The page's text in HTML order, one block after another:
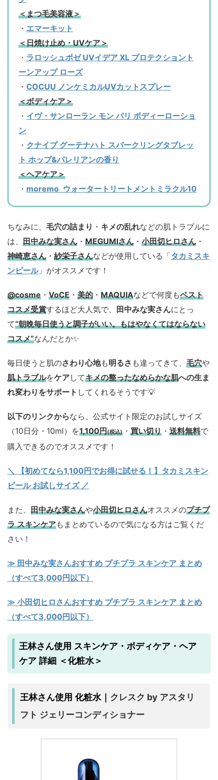
＜まつ毛美容液＞
・ エマーキット
＜日焼け止め・UVケア＞
・ ラロッシュポゼ UVイデア XL プロテクショント
ーンアップ ローズ
・ COCUU ノンケミカルUVカットスプレー
＜ボディケア＞
・ イヴ・サンローラン モン パリ ボディーローショ
ン
・ クナイプ グーテナハト スパークリングタブレッ
ト ホップ&パレリアンの香り
＜ヘアケア＞
・ moremo ウォータートリートメントミラクル10
ちなみに、 毛穴の詰まり ・ キメの乱れなどの肌トラブルに
は、 田中みな実さん ・ MEGUMIさん ・ 小田切ヒロさん ・
神崎恵さん ・ 紗栄子さんなどが使用している「タカミスキ
ンピール」がオススメです！
@cosme ・ VoCE ・ 美的 ・ MAQUIAなどで何度もベスト
コスメ受賞するほど大人気で、 田中みな実さんにとっ
て“朝晩毎日使うと調子がいい。もはやなくてはならない
コスメ”なんだとか✨
毎日使うと肌のさわり心地も明るさ も違ってきて、 毛穴や
肌トラブルをケアしてキメの整ったなめらかな肌への生ま
れ変わりをサポート してくれるそうです💡
以下のリンクからなら、公式サイト限定のお試しサイズ
（10日分・10ml）を1,100円(税込) ・ 買い切り ・ 送料無料で
購入できるのでオススメです！
＼ 【初めてなら1,100円でお得に試せる！】タカミスキン
ピール お試しサイズ／
また、 田中みな実さんや小田切ヒロさんオススメのプチプ
ラ スキンケアもまとめているので気になる方はご覧くだ
さい！
≫ 田中みな実さんおすすめ プチプラ スキンケア まとめ
（すべて3,000円以下）
≫ 小田切ヒロさんおすすめ プチプラ スキンケア まとめ
（すべて3,000円以下）
王林さん使用 スキンケア・ボディケア・ヘア
ケア 詳細 ＜化粧水＞
王林さん使用 化粧水｜ クレスク by アスタリ
フト ジェリーコンディショナー